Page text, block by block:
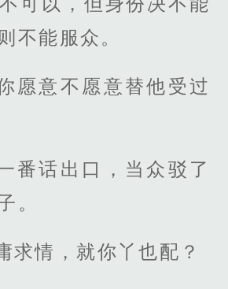
不能服众。
愿意不愿意替他受过
番话出口，当众驳了
。
求情，就你丫也配？